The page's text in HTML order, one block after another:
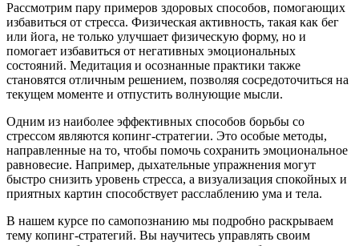
Рассмотрим пару примеров здоровых способов, помогающих
избавиться от стресса. Физическая активность, такая как бег
или йога, не только улучшает физическую форму, но и
помогает избавиться от негативных эмоциональных
состояний. Медитация и осознанные практики также
становятся отличным решением, позволяя сосредоточиться на
текущем моменте и отпустить волнующие мысли.
Одним из наиболее эффективных способов борьбы со
стрессом являются копинг-стратегии. Это особые методы,
направленные на то, чтобы помочь сохранить эмоциональное
равновесие. Например, дыхательные упражнения могут
быстро снизить уровень стресса, а визуализация спокойных и
приятных картин способствует расслаблению ума и тела.
В нашем курсе по самопознанию мы подробно раскрываем
тему копинг-стратегий. Вы научитесь управлять своим